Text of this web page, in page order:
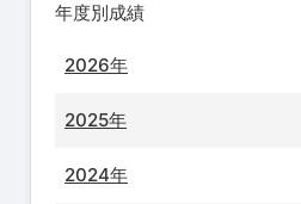
年度別成績
2026年
2025年
2024年